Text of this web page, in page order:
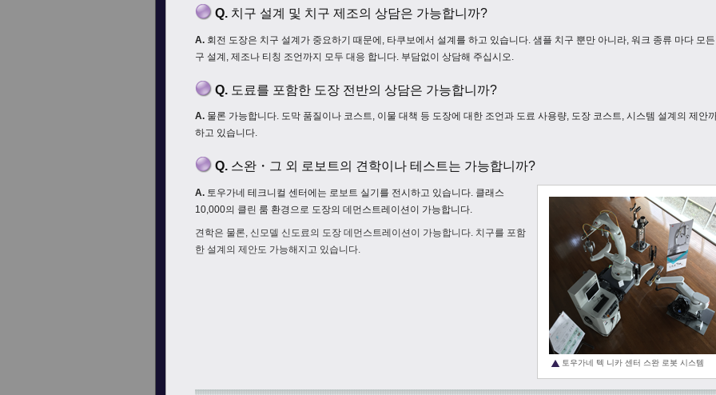
Q. 치구 설계 및 치구 제조의 상담은 가능합니까?
A. 회전 도장은 치구 설계가 중요하기 때문에, 타쿠보에서 설계를 하고 있습니다. 샘플 치구 뿐만 아니라, 워크 종류 마다 모
구 설계, 제조나 티칭 조언까지 모두 대응 합니다. 부담없이 상담해 주십시오.
Q. 도료를 포함한 도장 전반의 상담은 가능합니까?
A. 물론 가능합니다. 도막 품질이나 코스트, 이물 대책 등 도장에 대한 조언과 도료 사용량, 도장 코스트, 시스템 설계의 제안
하고 있습니다.
Q. 스완・그 외 로보트의 견학이나 테스트는 가능합니까?
토우가네 텍 니카 센터 스완 로봇 시스템
A. 토우가네 테크니컬 센터에는 로보트 실기를 전시하고 있습니다. 클래스
10,000의 클린 룸 환경으로 도장의 데먼스트레이션이 가능합니다.
견학은 물론, 신모델 신도료의 도장 데먼스트레이션이 가능합니다. 치구를 포함
한 설계의 제안도 가능해지고 있습니다.